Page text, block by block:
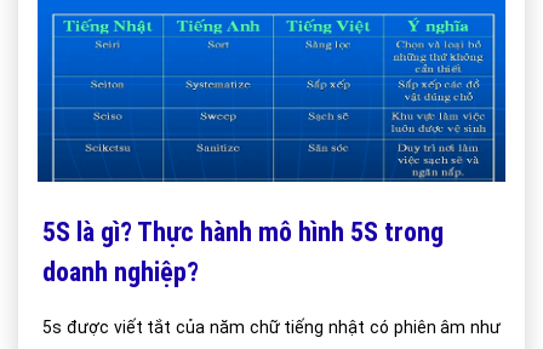
5S là gì? Thực hành mô hình 5S trong
doanh nghiệp?
5s được viết tắt của năm chữ tiếng nhật có phiên âm như